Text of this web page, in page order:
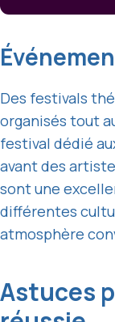
Des festivals
organisés tout
festival dédié
avant des
sont une
différentes
atmosphère
Astuces